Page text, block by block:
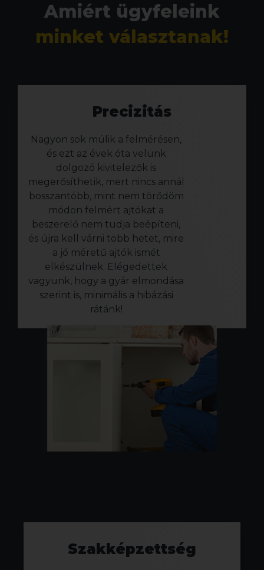
Amiért ügyfeleink
minket választanak!
Precizitás
Nagyon sok múlik a felmérésen,
és ezt az évek óta velünk
dolgozó kivitelezők is
megerősíthetik, mert nincs annál
bosszantóbb, mint nem törődöm
módon felmért ajtókat a
beszerelő nem tudja beépíteni,
és újra kell várni több hetet, mire
a jó méretű ajtók ismét
elkészülnek. Elégedettek
vagyunk, hogy a gyár elmondása
szerint is, minimális a hibázási
rátánk!
Szakképzettség